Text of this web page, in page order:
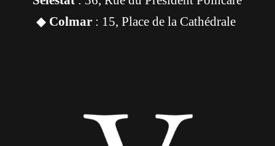
◆ Colmar: 15, Place de la Cathédrale